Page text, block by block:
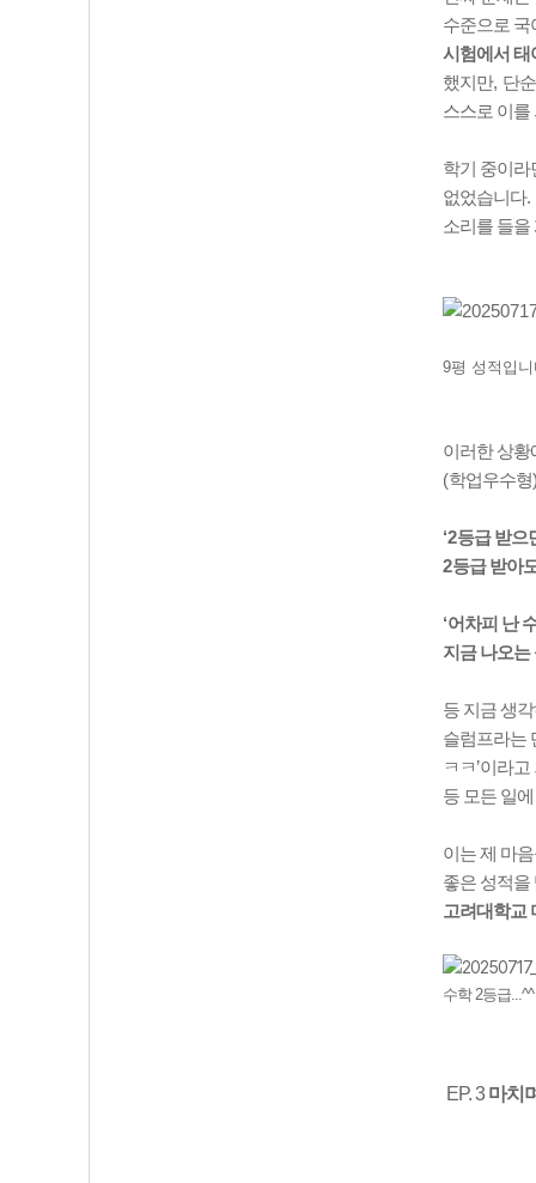
수준으로 국
시험에서 태
했지만, 단
스스로 이를
학기 중이라
없었습니다.
소리를 들을
9평 성적입
이러한 상
(학업우수형
‘2등급 받으
2등급 받아
‘어차피 난
지금 나오는
등 지금 생
슬럼프라는
ㅋㅋ’이라고
등 모든 일에
이는 제 마
좋은 성적을
고려대학교
수학 2등급
EP. 3마치